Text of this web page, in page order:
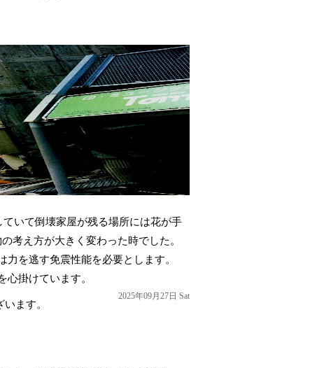
いて倒壊家屋が残る場所には花が手
考え方が大きく変わった時でした。
を逃す免震性能を必要とします。
掛けています。
ます。
2025年09月27日 Sat